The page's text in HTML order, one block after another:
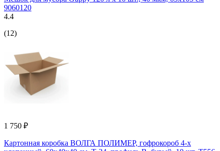
9060120
4.4
(12)
1 750 ₽
Картонная коробка ВОЛГА ПОЛИМЕР, гофрокороб 4-х